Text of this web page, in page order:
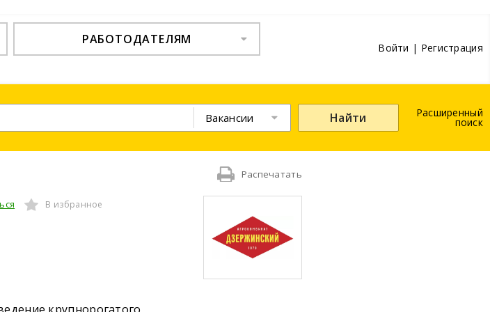
РАБОТОДАТЕЛЯМ
Войти | Регистрация
Вакансии Найти Расширенный
поиск
Распечатать
В избранное